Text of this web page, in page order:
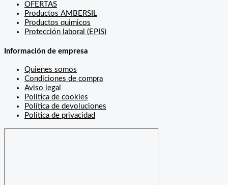
OFERTAS
Productos AMBERSIL
Productos quimicos
Protección laboral (EPIS)
Información de empresa
Quienes somos
Condiciones de compra
Aviso legal
Politica de cookies
Política de devoluciones
Politica de privacidad